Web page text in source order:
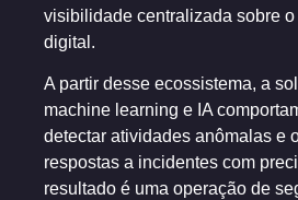
visibilidade centralizada sobre
digital.
A partir desse ecossistema, a
machine learning e IA
detectar atividades anômalas e
respostas a incidentes com
resultado é uma operação de